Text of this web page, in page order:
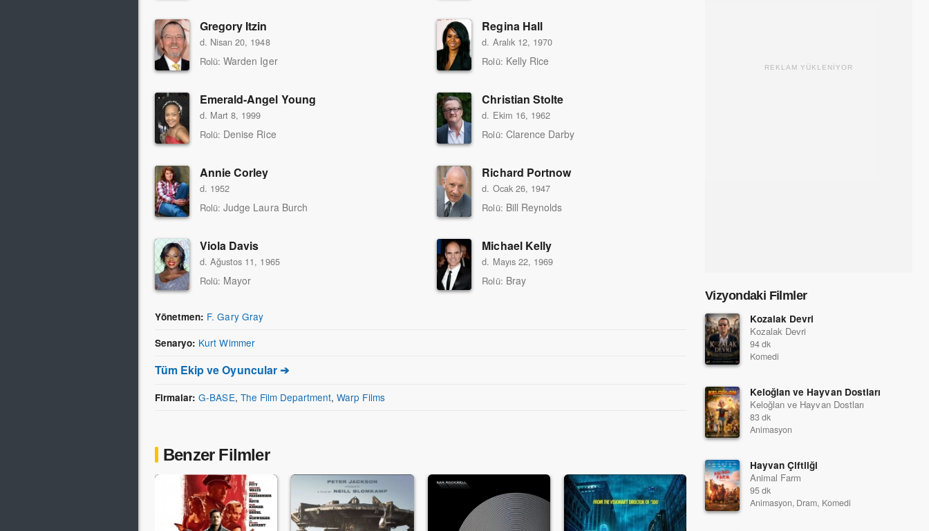
Gregory Itzin
d. Nisan 20, 1948
Rolü: Warden Iger
Regina Hall
d. Aralık 12, 1970
Rolü: Kelly Rice
Emerald-Angel Young
d. Mart 8, 1999
Rolü: Denise Rice
Christian Stolte
d. Ekim 16, 1962
Rolü: Clarence Darby
Annie Corley
d. 1952
Rolü: Judge Laura Burch
Richard Portnow
d. Ocak 26, 1947
Rolü: Bill Reynolds
Viola Davis
d. Ağustos 11, 1965
Rolü: Mayor
Michael Kelly
d. Mayıs 22, 1969
Rolü: Bray
Yönetmen: F. Gary Gray
Senaryo: Kurt Wimmer
Tüm Ekip ve Oyuncular ➔
Firmalar: G-BASE, The Film Department,Warp Films
Benzer Filmler
REKLAM YÜKLENİYOR
Vizyondaki Filmler
Kozalak Devri
Kozalak Devri
94 dk
Komedi
Keloğlan ve Hayvan Dostları
Keloğlan ve Hayvan Dostları
83 dk
Animasyon
Hayvan Çiftliği
Animal Farm
95 dk
Animasyon, Dram, Komedi